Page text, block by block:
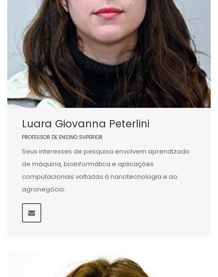
Luara Giovanna Peterlini
PROFESSOR DE ENSINO SUPERIOR
Seus interesses de pesquisa envolvem aprendizado
de máquina, bioinformática e aplicações
computacionais voltadas à nanotecnologia e ao
agronegócio.